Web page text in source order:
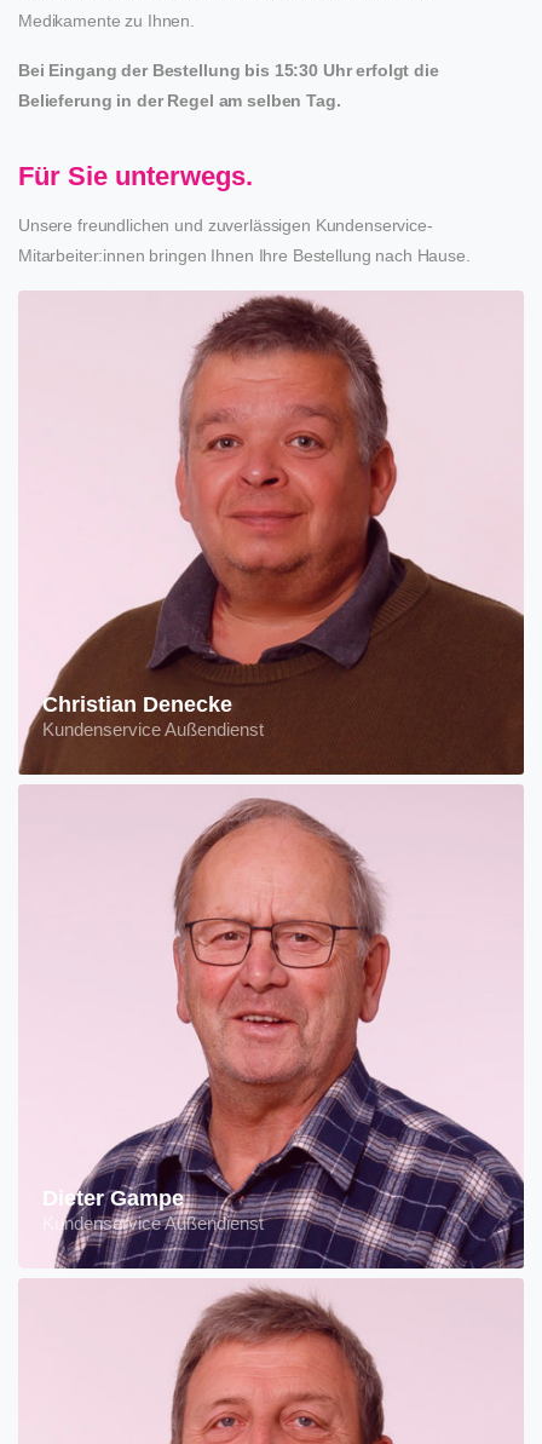
Medikamente zu Ihnen.
Bei Eingang der Bestellung bis 15:30 Uhr erfolgt die
Belieferung in der Regel am selben Tag.
Für Sie unterwegs.
Unsere freundlichen und zuverlässigen Kundenservice-
Mitarbeiter:innen bringen Ihnen Ihre Bestellung nach Hause.
Christian Denecke
Kundenservice Außendienst
Dieter Gampe
Kundenservice Außendienst